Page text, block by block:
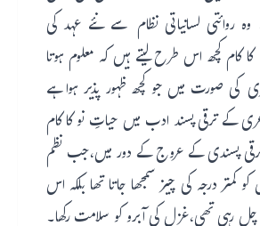
وہ روائتی لسانیاتی نظام سے نئے عہد کی
کام کچھ اس طرح لیتے ہیں کہ معلوم ہوتا
صورت میں جو کچھ ظہور پذیر ہوا ہے
کے ترقی پسند ادب میں حیاتِ نو کا کام
پسندی کے عروج کے دور میں،جب نظم
کمتر درجہ کی چیز سمجھا جاتا تھا بلکہ اس